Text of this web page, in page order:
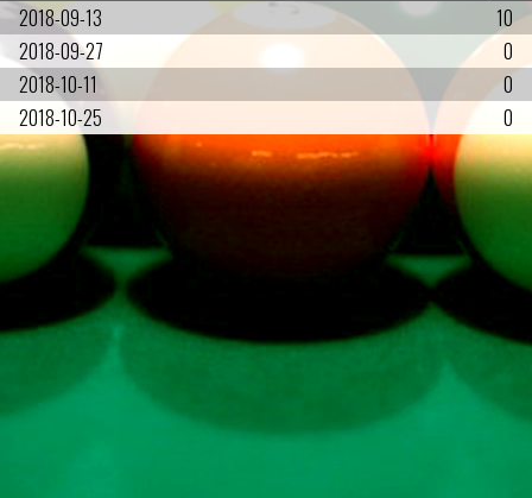
2018-09-13
10
2018-09-27
0
2018-10-11
0
2018-10-25
0